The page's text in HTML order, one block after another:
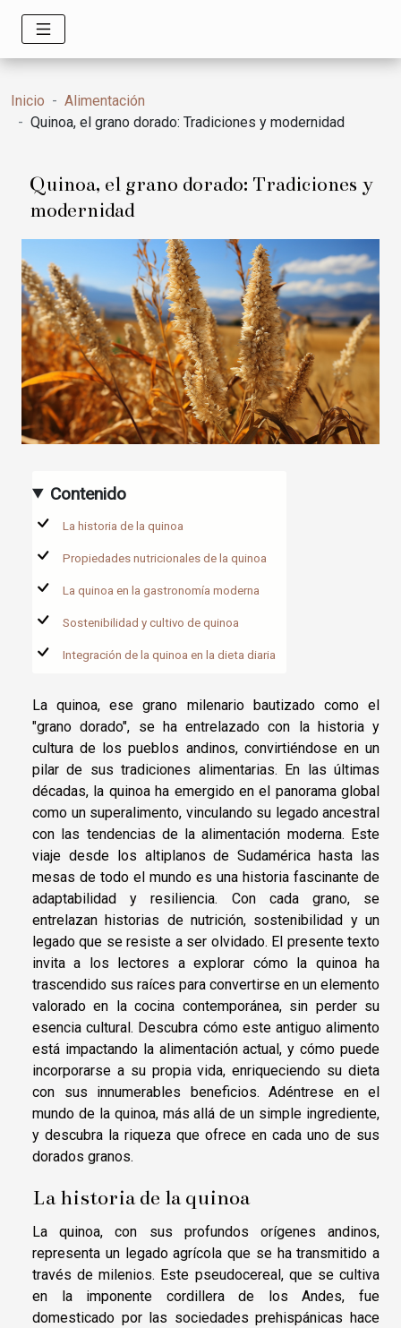
Inicio
Alimentación
Quinoa, el grano dorado: Tradiciones y modernidad
Quinoa, el grano dorado: Tradiciones y
modernidad
Contenido
La historia de la quinoa
Propiedades nutricionales de la quinoa
La quinoa en la gastronomía moderna
Sostenibilidad y cultivo de quinoa
Integración de la quinoa en la dieta diaria
La quinoa, ese grano milenario bautizado como el
"grano dorado", se ha entrelazado con la historia y
cultura de los pueblos andinos, convirtiéndose en un
pilar de sus tradiciones alimentarias. En las últimas
décadas, la quinoa ha emergido en el panorama global
como un superalimento, vinculando su legado ancestral
con las tendencias de la alimentación moderna. Este
viaje desde los altiplanos de Sudamérica hasta las
mesas de todo el mundo es una historia fascinante de
adaptabilidad y resiliencia. Con cada grano, se
entrelazan historias de nutrición, sostenibilidad y un
legado que se resiste a ser olvidado. El presente texto
invita a los lectores a explorar cómo la quinoa ha
trascendido sus raíces para convertirse en un elemento
valorado en la cocina contemporánea, sin perder su
esencia cultural. Descubra cómo este antiguo alimento
está impactando la alimentación actual, y cómo puede
incorporarse a su propia vida, enriqueciendo su dieta
con sus innumerables beneficios. Adéntrese en el
mundo de la quinoa, más allá de un simple ingrediente,
y descubra la riqueza que ofrece en cada uno de sus
dorados granos.
La historia de la quinoa
La quinoa, con sus profundos orígenes andinos,
representa un legado agrícola que se ha transmitido a
través de milenios. Este pseudocereal, que se cultiva
en la imponente cordillera de los Andes, fue
domesticado por las sociedades prehispánicas hace